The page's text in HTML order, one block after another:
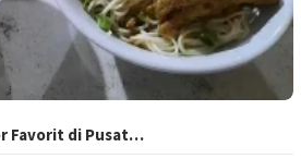
Favorit di Pusat…